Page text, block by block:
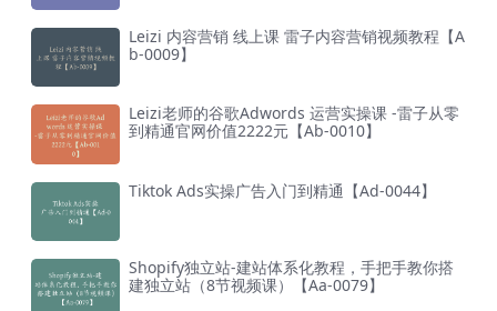
Leizi 内容营销 线上课 雷子内容营销视频教程【A
b-0009】
Leizi老师的谷歌Adwords 运营实操课 -雷子从零
到精通官网价值2222元【Ab-0010】
Tiktok Ads实操广告入门到精通【Ad-0044】
Shopify独立站-建站体系化教程，手把手教你搭
建独立站（8节视频课）【Aa-0079】